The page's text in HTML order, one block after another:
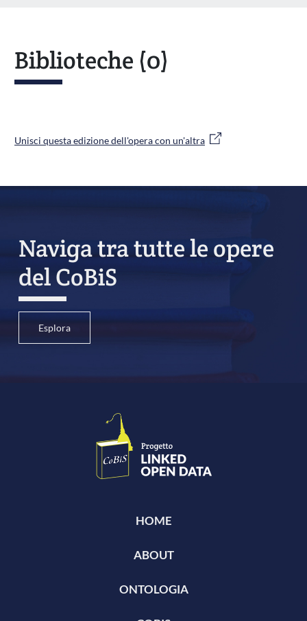
Biblioteche (0)
Unisci questa edizione dell'opera con un'altra
Naviga tra tutte le opere
del CoBiS
Esplora
HOME
ABOUT
ONTOLOGIA